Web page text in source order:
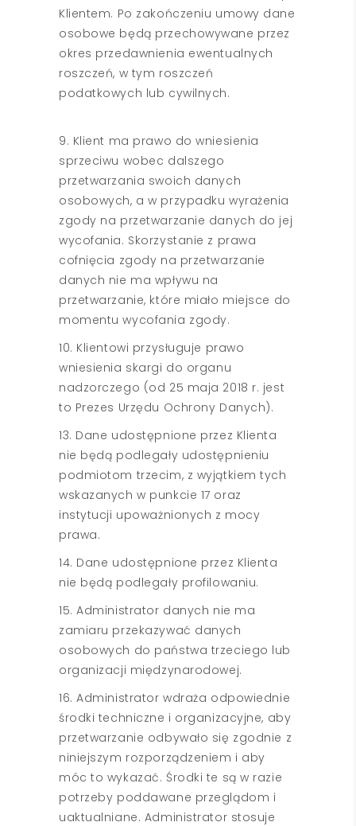
Klientem. Po zakończeniu umowy dane
osobowe będą przechowywane przez
okres przedawnienia ewentualnych
roszczeń, w tym roszczeń
podatkowych lub cywilnych.
9. Klient ma prawo do wniesienia
sprzeciwu wobec dalszego
przetwarzania swoich danych
osobowych, a w przypadku wyrażenia
zgody na przetwarzanie danych do jej
wycofania. Skorzystanie z prawa
cofnięcia zgody na przetwarzanie
danych nie ma wpływu na
przetwarzanie, które miało miejsce do
momentu wycofania zgody.
10. Klientowi przysługuje prawo
wniesienia skargi do organu
nadzorczego (od 25 maja 2018 r. jest
to Prezes Urzędu Ochrony Danych).
13. Dane udostępnione przez Klienta
nie będą podlegały udostępnieniu
podmiotom trzecim, z wyjątkiem tych
wskazanych w punkcie 17 oraz
instytucji upoważnionych z mocy
prawa.
14. Dane udostępnione przez Klienta
nie będą podlegały profilowaniu.
15. Administrator danych nie ma
zamiaru przekazywać danych
osobowych do państwa trzeciego lub
organizacji międzynarodowej.
16. Administrator wdraża odpowiednie
środki techniczne i organizacyjne, aby
przetwarzanie odbywało się zgodnie z
niniejszym rozporządzeniem i aby
móc to wykazać. Środki te są w razie
potrzeby poddawane przeglądom i
uaktualniane. Administrator stosuje